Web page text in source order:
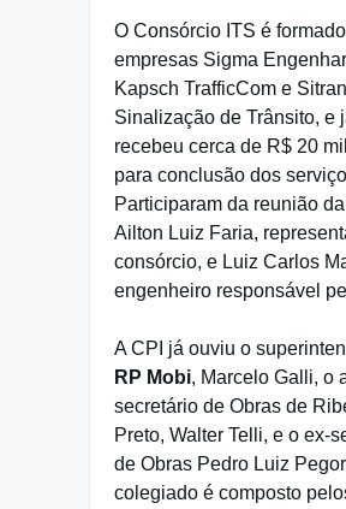
O Consórcio ITS é
empresas Sigma
Kapsch TrafficCom e Sitran
Sinalização de Trânsito, e
recebeu cerca de R$ 20
para conclusão dos
Participaram da reunião da
Ailton Luiz Faria,
consórcio, e Luiz Carlos
engenheiro responsável
A CPI já ouviu o
RP Mobi, Marcelo Galli, o
secretário de Obras de
Preto, Walter Telli, e o ex-
de Obras Pedro Luiz
colegiado é composto